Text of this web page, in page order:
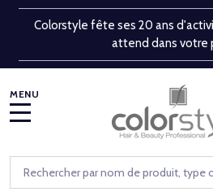
Colorstyle fête ses 20 ans
attend dans votre
Rechercher